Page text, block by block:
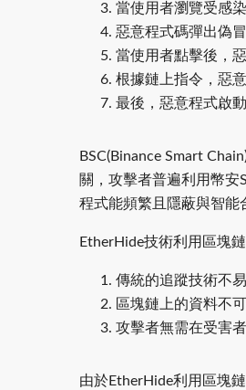
當使用者瀏覽受感
惡意程式碼彈出偽
當使用者點擊後，
根據鏈上指令，惡
最後，惡意程式啟
BSC(Binance Smart
關，攻擊者普遍利用幣安
程式能頻繁且隱蔽與智能
EtherHide技術利用區塊
傳統的追蹤技術不
區塊鏈上的資料不
攻擊者無需在受害
由於EtherHide利用區塊